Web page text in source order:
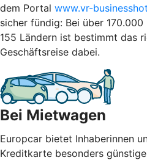
dem Portal www.vr-
sicher fündig: Bei über
155 Ländern ist bestimmt das
Geschäftsreise dabei.
Bei Mietwagen
Europcar bietet Inhaberinnen
Kreditkarte besonders